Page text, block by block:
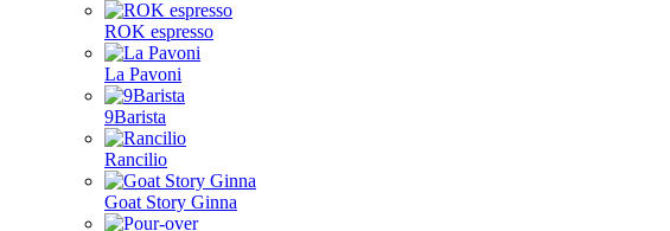
ROK espresso
La Pavoni
9Barista
Rancilio
Goat Story Ginna